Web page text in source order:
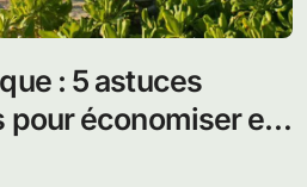
: 5 astuces
économiser et